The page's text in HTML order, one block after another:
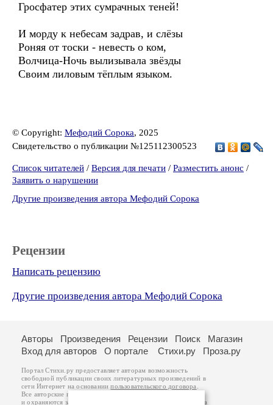
Гросфатер этих сумрачных теней!
И морду к небесам задрав, и слёзы
Роняя от тоски - невесть о ком,
Волчица-Ночь вылизывала звёзды
Своим лиловым тёплым языком.
© Copyright: Мефодий Сорока, 2025
Свидетельство о публикации №125112300523
Список читателей / Версия для печати / Разместить анонс /
Заявить о нарушении
Другие произведения автора Мефодий Сорока
Рецензии
Написать рецензию
Другие произведения автора Мефодий Сорока
Авторы Произведения Рецензии Поиск
Магазин
Вход для авторов
О портале Стихи.ру Проза.ру
Портал Стихи.ру предоставляет авторам возможность
свободной публикации своих литературных произведений в
сети Интернет на основаниипользовательского договора
Все авторские права на произведения принадлежат авторам
и охраняются законом . Перепечатка произведений возможна